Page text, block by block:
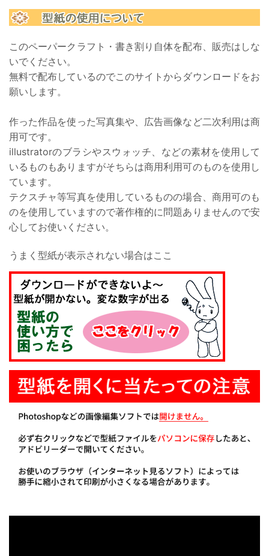
このペーパークラフト・書き割り自体を配布、販売はしな
いでください。
無料で配布しているのでこのサイトからダウンロードをお
願いします。
作った作品を使った写真集や、広告画像など二次利用は商
用可です。
illustratorのブラシやスウォッチ、などの素材を使用して
いるものもありますがそちらは商用利用可のものを使用し
ています。
テクスチャ等写真を使用しているものの場合、商用可のも
のを使用していますので著作権的に問題ありませんので安
心してお使いください。
うまく型紙が表示されない場合はここ